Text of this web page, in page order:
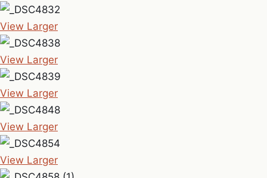
View Larger
View Larger
View Larger
View Larger
View Larger